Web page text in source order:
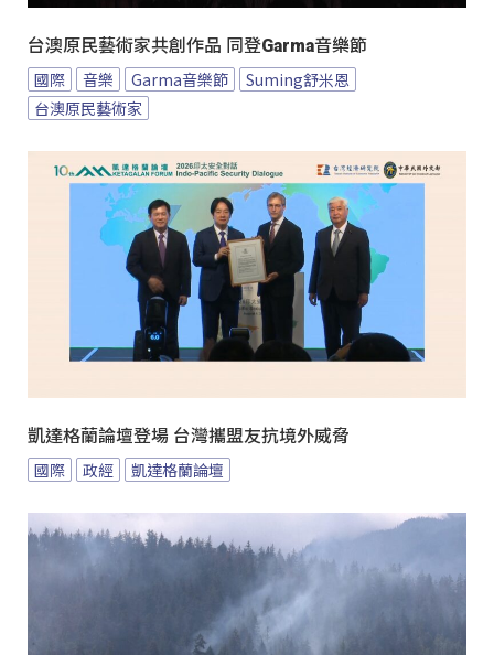
台澳原民藝術家共創作品 同登Garma音樂節
國際 音樂 Garma音樂節
Suming舒米恩
台澳原民藝術家
凱達格蘭論壇登場 台灣攜盟友抗境外威脅
國際 政經 凱達格蘭論壇